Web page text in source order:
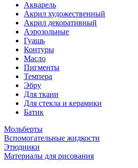
Акварель
Акрил художественный
Акрил декоративный
Аэрозольные
Гуашь
Контуры
Масло
Пигменты
Темпера
Эбру
Для ткани
Для стекла и керамики
Батик
Мольберты
Вспомогательные жидкости
Этюдники
Материалы для рисования